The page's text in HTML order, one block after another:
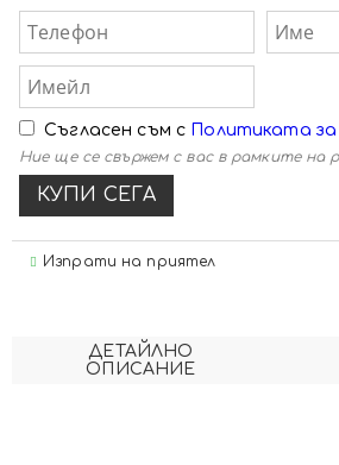
Съгласен съм с Политиката за
Ние ще се свържем с вас в рамките на
Изпрати на приятел
ДЕТАЙЛНО
ОПИСАНИЕ